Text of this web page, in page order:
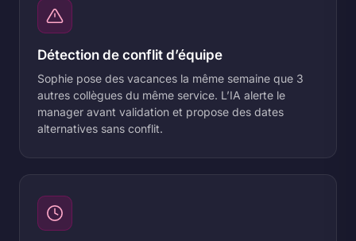
Détection de conflit d’équipe
Sophie pose des vacances la même semaine que 3
autres collègues du même service. L’IA alerte le
manager avant validation et propose des dates
alternatives sans conflit.